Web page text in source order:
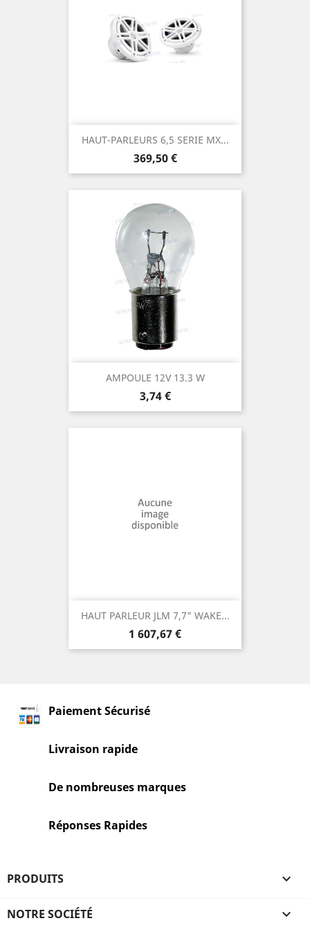
HAUT-PARLEURS 6,5 SERIE MX...
Prix
369,50 €
AMPOULE 12V 13.3 W
Prix
3,74 €
HAUT PARLEUR JLM 7,7" WAKE...
Prix
1 607,67 €
Paiement Sécurisé
Livraison rapide
De nombreuses marques
Réponses Rapides
PRODUITS 
NOTRE SOCIÉTÉ 